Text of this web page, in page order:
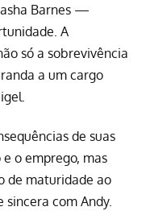
Barnes —
A
só a sobrevivência
a um cargo
de suas
o emprego, mas
de maturidade ao
com Andy.